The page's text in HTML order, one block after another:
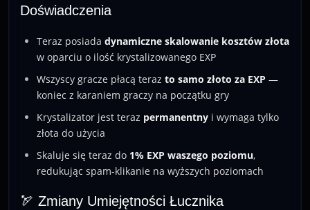
Doświadczenia
Teraz posiada dynamiczne skalowanie kosztów złota
w oparciu o ilość krystalizowanego EXP
Wszyscy gracze płacą teraz to samo złoto za EXP —
koniec z karaniem graczy na początku gry
Krystalizator jest teraz permanentny i wymaga tylko
złota do użycia
Skaluje się teraz do 1% EXP waszego poziomu,
redukując spam-klikanie na wyższych poziomach
🏹 Zmiany Umiejętności Łucznika